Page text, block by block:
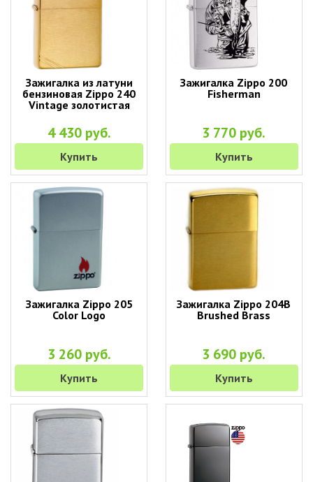
Зажигалка из латуни
бензиновая Zippo 240
Vintage золотистая
4 430 руб.
Купить
Зажигалка Zippo 200
Fisherman
3 770 руб.
Купить
Зажигалка Zippo 205
Color Logo
3 260 руб.
Купить
Зажигалка Zippo 204B
Brushed Brass
3 690 руб.
Купить